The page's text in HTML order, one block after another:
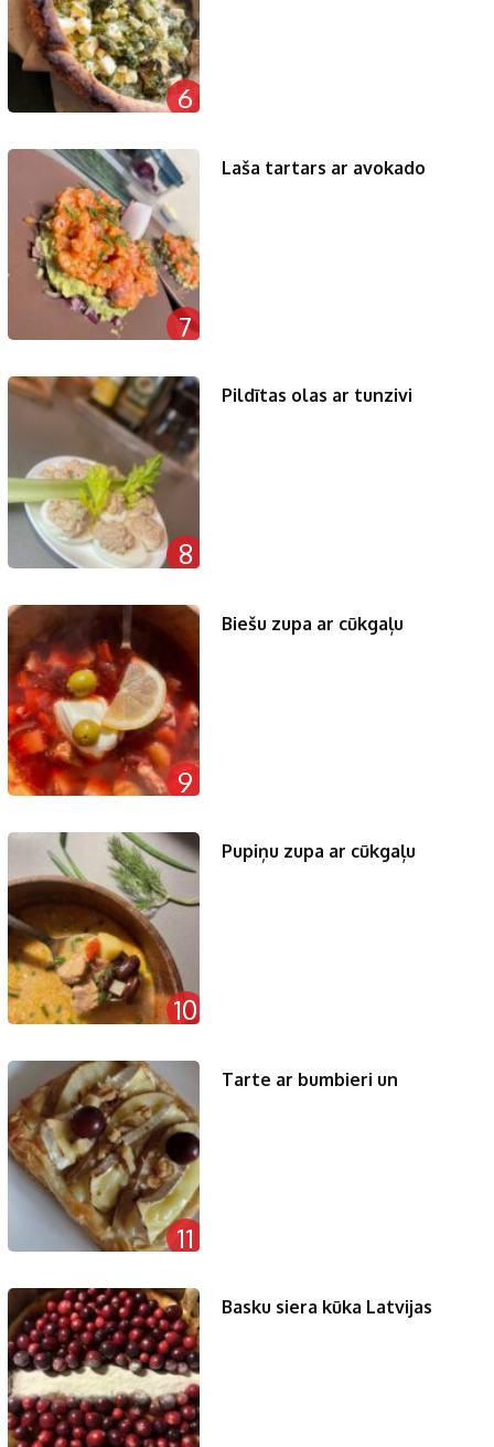
6
7
Laša tartars ar avokado
8
Pildītas olas ar tunzivi
9
Biešu zupa ar cūkgaļu
10
Pupiņu zupa ar cūkgaļu
11
Tarte ar bumbieri un
Basku siera kūka Latvijas